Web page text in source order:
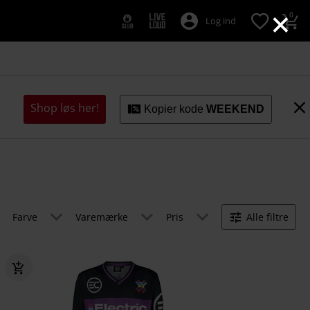
×
Log ind 0
Shop løs her! Kopier kode WEEKEND
Farve Varemærke Pris Alle filtre